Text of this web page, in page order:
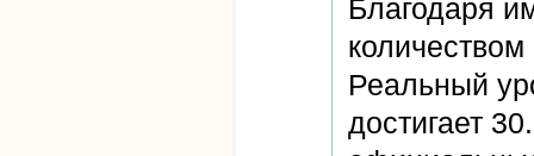
Благодаря
Реальный
достигает